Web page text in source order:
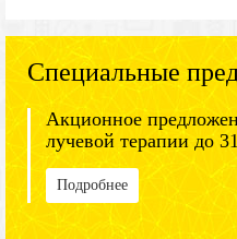
Специальные
Акционное
лучевой терапии до
Подробнее